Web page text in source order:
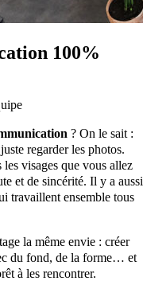
100%
? On le sait :
regarder les photos.
visages que vous allez
et de sincérité. Il y a aussi
travaillent ensemble tous
la même envie : créer
du fond, de la forme… et
à les rencontrer.